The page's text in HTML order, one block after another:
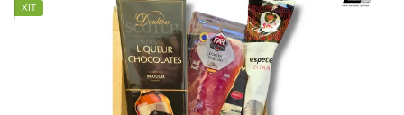
ХІТ